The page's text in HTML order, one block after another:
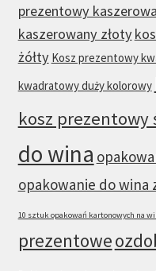
prezentowy
kaszerowany złoty
żółty Kosz prezentowy
kwadratowy duży kolorowy
kosz prezentowy
do wina
opakowanie do wina
10 sztuk opakowań kartonowych na
prezentowe